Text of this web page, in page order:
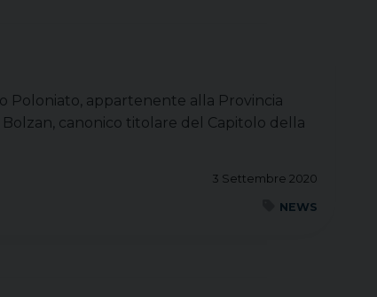
Poloniato, appartenente alla Provincia
Bolzan, canonico titolare del Capitolo della
3 Settembre 2020
NEWS